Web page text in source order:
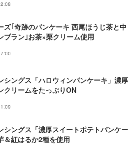
ズ｢奇跡のパンケーキ 西尾ほうじ茶と中
ブラン｣お茶×栗クリーム使用
シングス「ハロウィンパンケーキ」濃厚
クリームをたっぷりON
シングス「濃厚スイートポテトパンケー
＆紅はるか2種を使用